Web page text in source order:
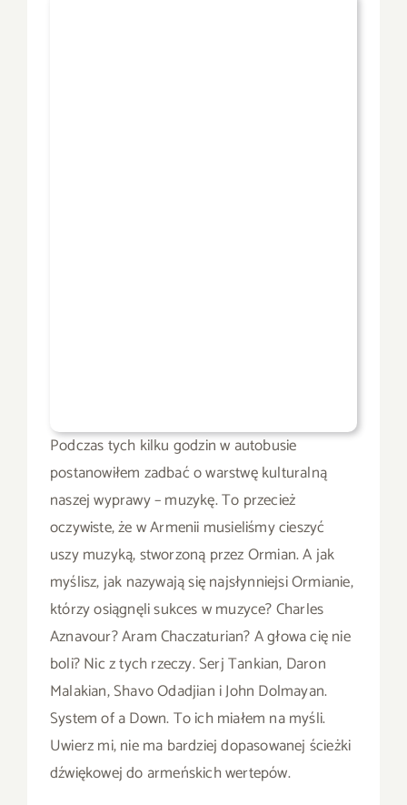
Podczas tych kilku godzin w autobusie
postanowiłem zadbać o warstwę kulturalną
naszej wyprawy – muzykę. To przecież
oczywiste, że w Armenii musieliśmy cieszyć
uszy muzyką, stworzoną przez Ormian. A jak
myślisz, jak nazywają się najsłynniejsi Ormianie,
którzy osiągnęli sukces w muzyce? Charles
Aznavour? Aram Chaczaturian? A głowa cię nie
boli? Nic z tych rzeczy. Serj Tankian, Daron
Malakian, Shavo Odadjian i John Dolmayan.
System of a Down. To ich miałem na myśli.
Uwierz mi, nie ma bardziej dopasowanej ścieżki
dźwiękowej do armeńskich wertepów.